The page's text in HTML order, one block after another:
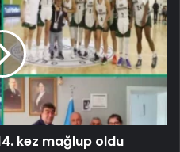
kez mağlup oldu